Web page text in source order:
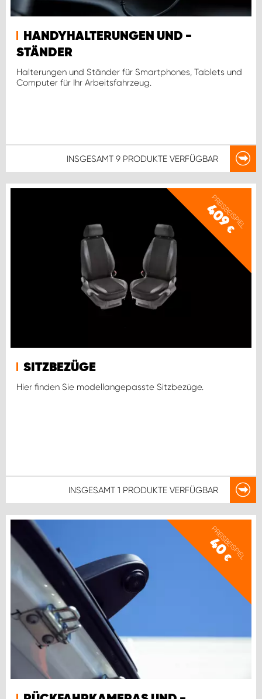
HANDYHALTERUNGEN UND -
STÄNDER
Halterungen und Ständer für Smartphones, Tablets und
Computer für Ihr Arbeitsfahrzeug.
INSGESAMT 9 PRODUKTE VERFÜGBAR
PREISBEISPIEL
409
€
SITZBEZÜGE
Hier finden Sie modellangepasste Sitzbezüge.
INSGESAMT 1 PRODUKTE VERFÜGBAR
PREISBEISPIEL
40
€
WORK SYSTEM STUTTGART